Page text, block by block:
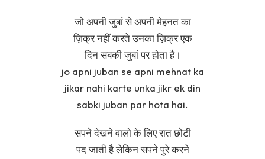
जो अपनी जुबां से अपनी मेहनत का
ज़िक्र नहीं करते उनका ज़िक्र एक
दिन सबकी जुबां पर होता है।
jo apni juban se apni mehnat ka
jikar nahi karte unka jikr ek din
sabki juban par hota hai.
सपने देखने वालो के लिए रात छोटी
पद जाती है लेकिन सपने पुरे करने